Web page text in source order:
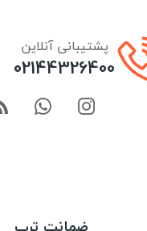
پشتیبانی آنلاین
02144326400